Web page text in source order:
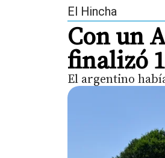
El Hincha
Con un
finalizó
El argentino